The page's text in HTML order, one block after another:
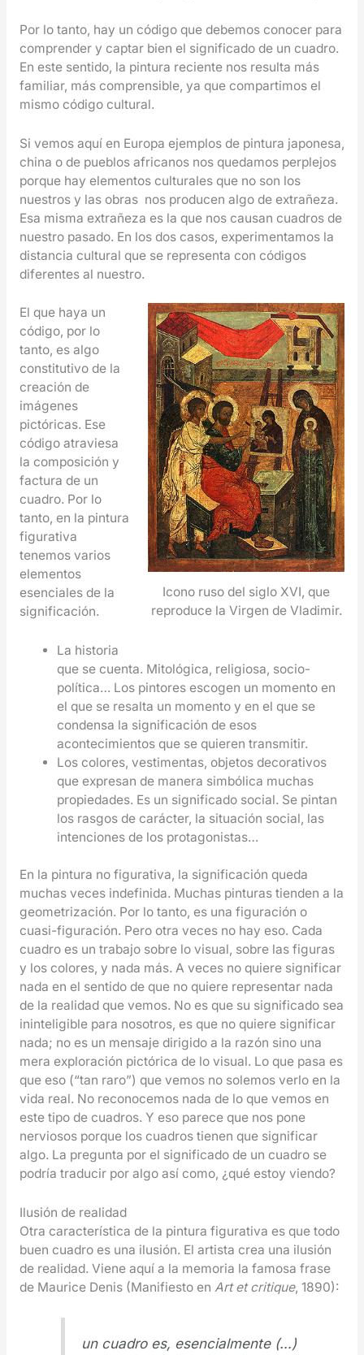
Por lo tanto, hay un código que debemos conocer para
comprender y captar bien el significado de un cuadro.
En este sentido, la pintura reciente nos resulta más
familiar, más comprensible, ya que compartimos el
mismo código cultural.
Si vemos aquí en Europa ejemplos de pintura japonesa,
china o de pueblos africanos nos quedamos perplejos
porque hay elementos culturales que no son los
nuestros y las obras nos producen algo de extrañeza.
Esa misma extrañeza es la que nos causan cuadros de
nuestro pasado. En los dos casos, experimentamos la
distancia cultural que se representa con códigos
diferentes al nuestro.
Icono ruso del siglo XVI, que
reproduce la Virgen de Vladimir.
El que haya un
código, por lo
tanto, es algo
constitutivo de la
creación de
imágenes
pictóricas. Ese
código atraviesa
la composición y
factura de un
cuadro. Por lo
tanto, en la pintura
figurativa
tenemos varios
elementos
esenciales de la
significación.
La historia
que se cuenta. Mitológica, religiosa, socio-
política… Los pintores escogen un momento en
el que se resalta un momento y en el que se
condensa la significación de esos
acontecimientos que se quieren transmitir.
Los colores, vestimentas, objetos decorativos
que expresan de manera simbólica muchas
propiedades. Es un significado social. Se pintan
los rasgos de carácter, la situación social, las
intenciones de los protagonistas…
En la pintura no figurativa, la significación queda
muchas veces indefinida. Muchas pinturas tienden a la
geometrización. Por lo tanto, es una figuración o
cuasi-figuración. Pero otra veces no hay eso. Cada
cuadro es un trabajo sobre lo visual, sobre las figuras
y los colores, y nada más. A veces no quiere significar
nada en el sentido de que no quiere representar nada
de la realidad que vemos. No es que su significado sea
ininteligible para nosotros, es que no quiere significar
nada; no es un mensaje dirigido a la razón sino una
mera exploración pictórica de lo visual. Lo que pasa es
que eso (“tan raro”) que vemos no solemos verlo en la
vida real. No reconocemos nada de lo que vemos en
este tipo de cuadros. Y eso parece que nos pone
nerviosos porque los cuadros tienen que significar
algo. La pregunta por el significado de un cuadro se
podría traducir por algo así como, ¿qué estoy viendo?
Ilusión de realidad
Otra característica de la pintura figurativa es que todo
buen cuadro es una ilusión. El artista crea una ilusión
de realidad. Viene aquí a la memoria la famosa frase
de Maurice Denis (Manifiesto en Art et critique, 1890):
un cuadro es, esencialmente (…)